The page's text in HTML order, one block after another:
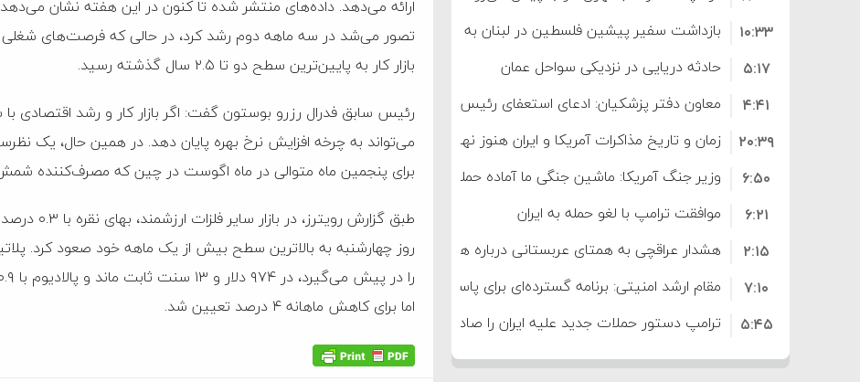
ارائه می‌دهد. داده‌های منتشر شده تا کنون در این هفته نشان
تصور می‌شد در سه ماهه دوم رشد کرد، در حالی که فرصت‌های شغلی
بازار کار به پایین‌ترین سطح دو تا ۲.۵ سال گذشته رسید.
رئیس سابق فدرال رزرو بوستون گفت: اگر بازار کار و رشد اقتصادی
می‌تواند به چرخه افزایش نرخ بهره پایان دهد. در همین حال، یک
برای پنجمین ماه متوالی در ماه اگوست در چین که مصرف‌کننده
روز چهارشنبه به بالاترین سطح بیش از یک ماهه خود صعود کرد.
اما برای کاهش ماهانه ۴ درصد تعیین شد.
بازداشت سفیر پیشین فلسطین در لبنان به اتهام فساد و اختلاس اموال
۱۰:۳۳
حادثه دریایی در نزدیکی سواحل عمان
۵:۱۷
معاون دفتر پزشکیان: ادعای استعفای رئیس‌جمهور واهی و کذب محض
است
۴:۴۱
زمان و تاریخ مذاکرات آمریکا و ایران هنوز نهایی نشده است
۲۰:۳۹
وزیر جنگ آمریکا: ماشین جنگی ما آماده حمله نظامی علیه ایران است
۶:۵۰
موافقت ترامپ با لغو حمله به ایران
۶:۲۱
هشدار عراقچی به همتای عربستانی درباره همراهی با آمریکا
۲:۱۵
مقام ارشد امنیتی: برنامه گسترده‌ای برای پاسخ به دیوانگی آمریکا داریم
۷:۱۰
ترامپ دستور حملات جدید علیه ایران را صادر کرد
۵:۴۵
سپاه: دو نفتکش متخلف مورد اصابت قرار گرفته و متوقف شدند
۱۲:۵۹